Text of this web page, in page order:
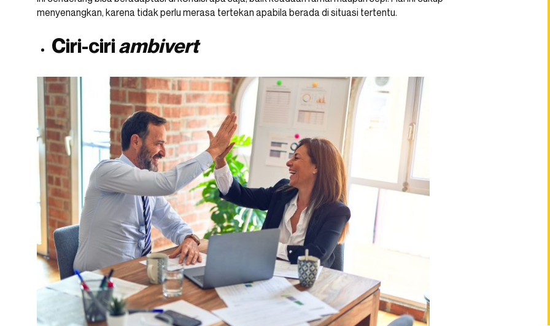
menyenangkan, karena tidak perlu merasa tertekan apabila berada di situasi tertentu.
Ciri-ciriambivert